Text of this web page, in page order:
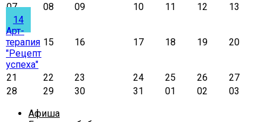
07 08 09 10 11 12
13
14
Арт-
терапия
"Рецепт
успеха"
15 16 17 18 19 20
21 22 23 24 25 26
27
28
29 30 31 01 02
03
Афиша